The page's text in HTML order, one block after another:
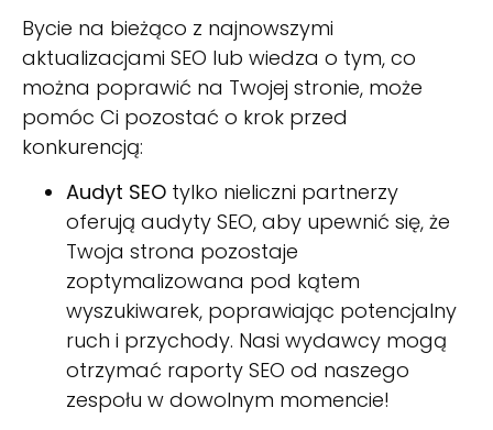
Bycie na bieżąco z najnowszymi
aktualizacjami SEO lub wiedza o tym, co
można poprawić na Twojej stronie, może
pomóc Ci pozostać o krok przed
konkurencją:
Audyt SEO tylko nieliczni partnerzy
oferują audyty SEO, aby upewnić się, że
Twoja strona pozostaje
zoptymalizowana pod kątem
wyszukiwarek, poprawiając potencjalny
ruch i przychody. Nasi wydawcy mogą
otrzymać raporty SEO od naszego
zespołu w dowolnym momencie!